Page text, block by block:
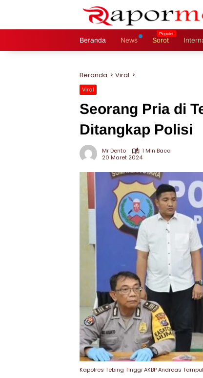
Beranda News Sorot
Beranda Viral
Viral
Seorang Pria di
Ditangkap Polisi
Mr Dento
1 Min Baca
20 Maret 2024
Kapolres Tebing Tinggi AKBP Andreas